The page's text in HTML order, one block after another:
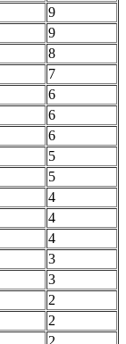
9
9
8
7
6
6
6
5
5
4
4
4
3
3
2
2
2